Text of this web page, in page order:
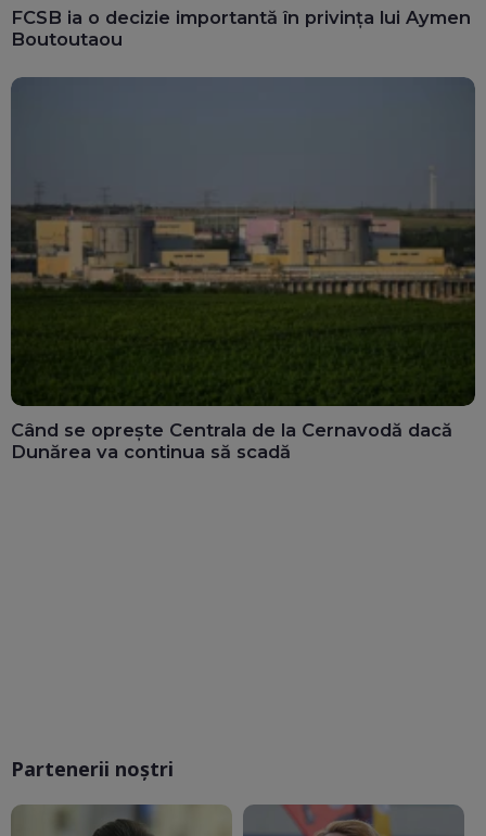
FCSB ia o decizie importantă în privința lui Aymen
Boutoutaou
Când se oprește Centrala de la Cernavodă dacă
Dunărea va continua să scadă
Partenerii noștri